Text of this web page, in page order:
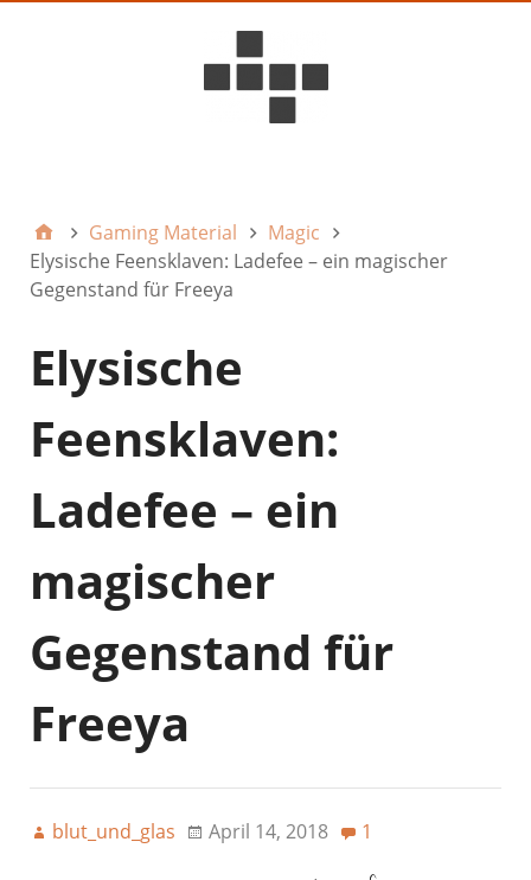
Gaming Material
Magic
Elysische Feensklaven: Ladefee – ein magischer
Gegenstand für Freeya
Elysische
Feensklaven:
Ladefee – ein
magischer
Gegenstand für
Freeya
blut_und_glas April 14, 2018 1